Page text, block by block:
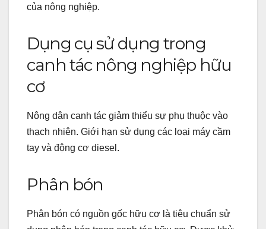
của nông nghiệp.
Dụng cụ sử dụng trong
canh tác nông nghiệp hữu
cơ
Nông dân canh tác giảm thiểu sự phụ thuộc vào
thạch nhiên. Giới hạn sử dụng các loại máy cầm
tay và động cơ diesel.
Phân bón
Phân bón có nguồn gốc hữu cơ là tiêu chuẩn sử